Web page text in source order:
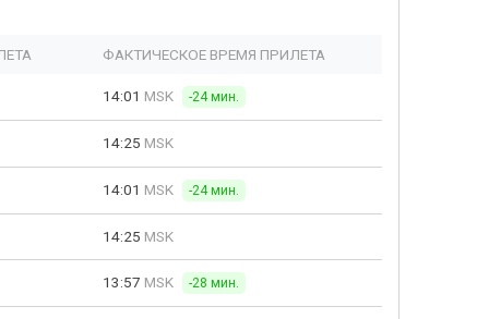
ФАКТИЧЕСКОЕ ВРЕМЯ ПРИЛЕТА
14:01 MSK -24 мин.
14:25 MSK
14:01 MSK -24 мин.
14:25 MSK
13:57 MSK -28 мин.